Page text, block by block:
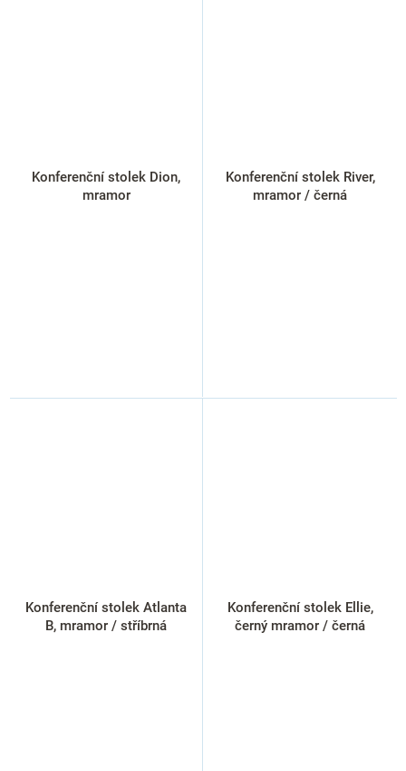
Konferenční stolek Dion,
mramor
Konferenční stolek River,
mramor / černá
Konferenční stolek Atlanta
B, mramor / stříbrná
Konferenční stolek Ellie,
černý mramor / černá